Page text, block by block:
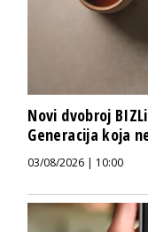
Novi dvobroj
Generacija koja
03/08/2026 | 10:00